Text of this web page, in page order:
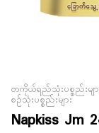
တကိုယ်ရည်သုံးပစ္စည်းမျာ
စဉ်သုံးပစ္စည်းများ
Napkiss Jm